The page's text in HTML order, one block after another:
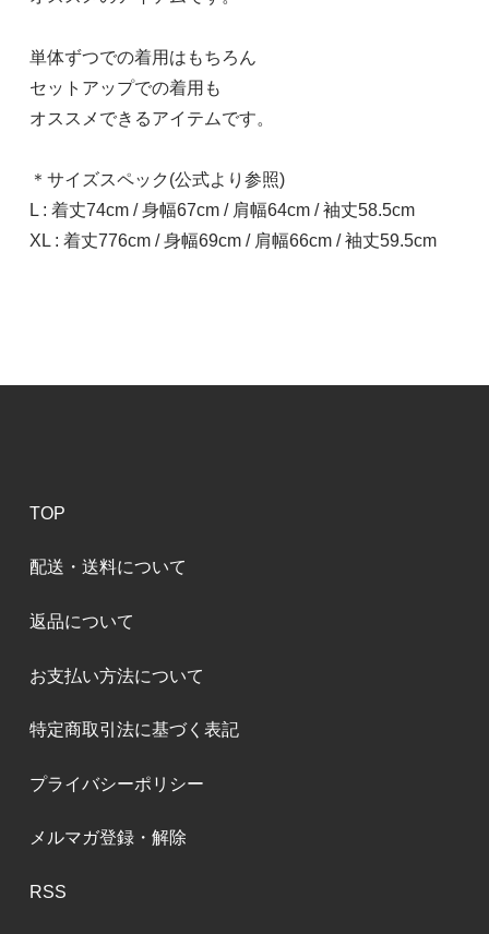
単体ずつでの着用はもちろん
セットアップでの着用も
オススメできるアイテムです。
＊サイズスペック(公式より参照)
L : 着丈74cm / 身幅67cm / 肩幅64cm / 袖丈58.5cm
XL : 着丈776cm / 身幅69cm / 肩幅66cm / 袖丈59.5cm
TOP
配送・送料について
返品について
お支払い方法について
特定商取引法に基づく表記
プライバシーポリシー
メルマガ登録・解除
RSS